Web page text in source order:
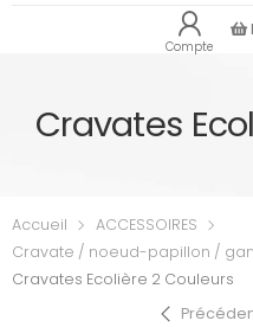
Compte
Cravates
Accueil
ACCESSOIRES
Cravate / noeud-papillon /
Cravates Ecolière 2 Couleurs